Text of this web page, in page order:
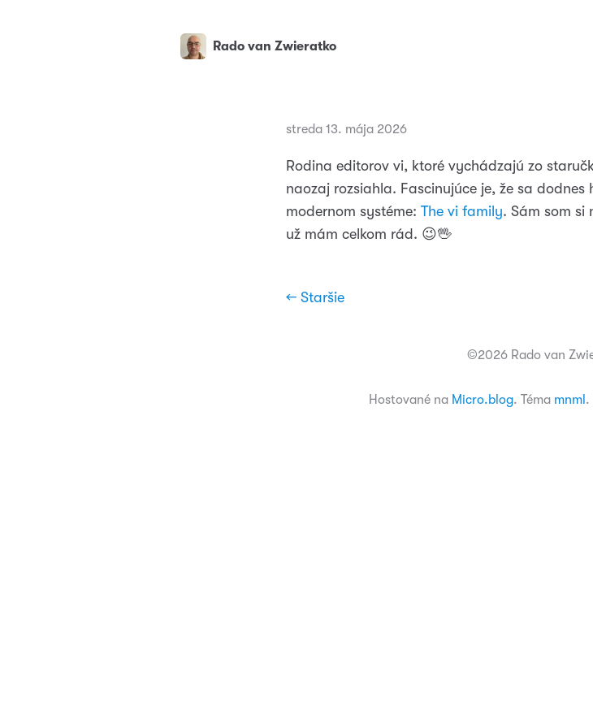
Rado van Zwieratko
streda 13. mája 2026
Rodina editorov vi, ktoré vychádzajú zo
naozaj rozsiahla. Fascinujúce je, že sa dodnes
modernom systéme: The vi family. Sám som si
už mám celkom rád. 😉🖖
← Staršie
©2026 Rado van
Hostované na Micro.blog. Téma mnml .